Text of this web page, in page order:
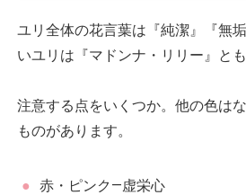
ユリ全体の花言葉は『純潔』『無
いユリは『マドンナ・リリー』と
注意する点をいくつか。他の色は
ものがあります。
赤・ピンク―虚栄心